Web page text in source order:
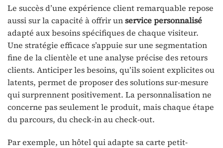
Le succès d’une expérience client remarquable repose
aussi sur la capacité à offrir unservice personnalisé
adapté aux besoins spécifiques de chaque visiteur.
Une stratégie efficace s’appuie sur une segmentation
fine de la clientèle et une analyse précise des retours
clients. Anticiper les besoins, qu’ils soient explicites ou
latents, permet de proposer des solutions sur-mesure
qui surprennent positivement. La personnalisation ne
concerne pas seulement le produit, mais chaque étape
du parcours, du check-in au check-out.
Par exemple, un hôtel qui adapte sa carte petit-